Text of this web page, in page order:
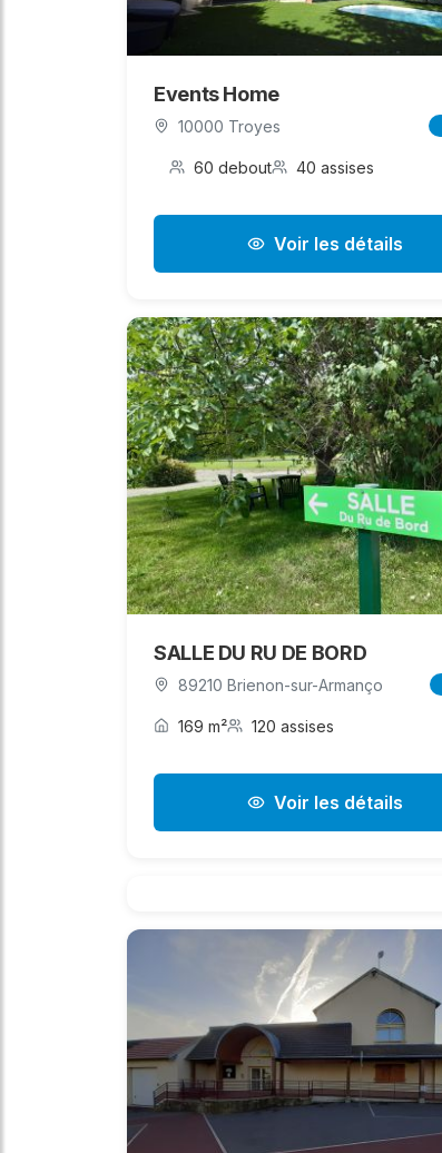
Events Home
10000 Troyes
60 debout 40 assises
Voir les détails
SALLE DU RU DE BORD
89210 Brienon-sur-Armanço
169 m² 120 assises
Voir les détails